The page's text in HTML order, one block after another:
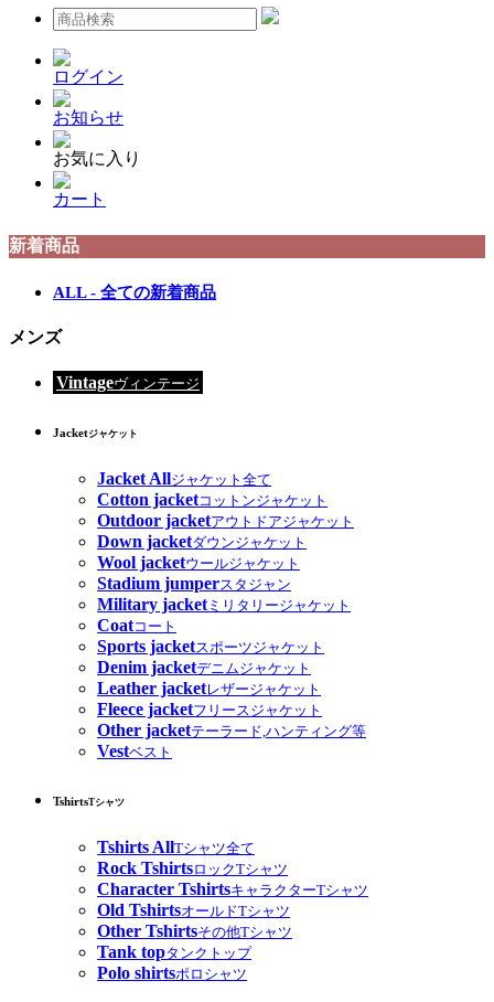
ログイン
お知らせ
お気に入り
カート
新着商品
ALL - 全ての新着商品
メンズ
Vintageヴィンテージ
Jacketジャケット
Jacket Allジャケット全て
Cotton jacketコットンジャケット
Outdoor jacketアウトドアジャケット
Down jacketダウンジャケット
Wool jacketウールジャケット
Stadium jumperスタジャン
Military jacketミリタリージャケット
Coatコート
Sports jacketスポーツジャケット
Denim jacketデニムジャケット
Leather jacketレザージャケット
Fleece jacketフリースジャケット
Other jacketテーラード,ハンティング等
Vestベスト
TshirtsTシャツ
Tshirts AllTシャツ全て
Rock TshirtsロックTシャツ
Character TshirtsキャラクターTシャツ
Old TshirtsオールドTシャツ
Other Tshirtsその他Tシャツ
Tank topタンクトップ
Polo shirtsポロシャツ